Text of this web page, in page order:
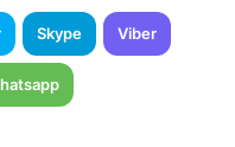
Skype Viber